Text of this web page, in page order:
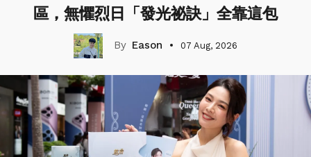
區，無懼烈日「發光祕訣」全靠這包
Eason 07 Aug, 2026